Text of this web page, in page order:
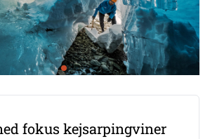
fokus kejsarpingviner